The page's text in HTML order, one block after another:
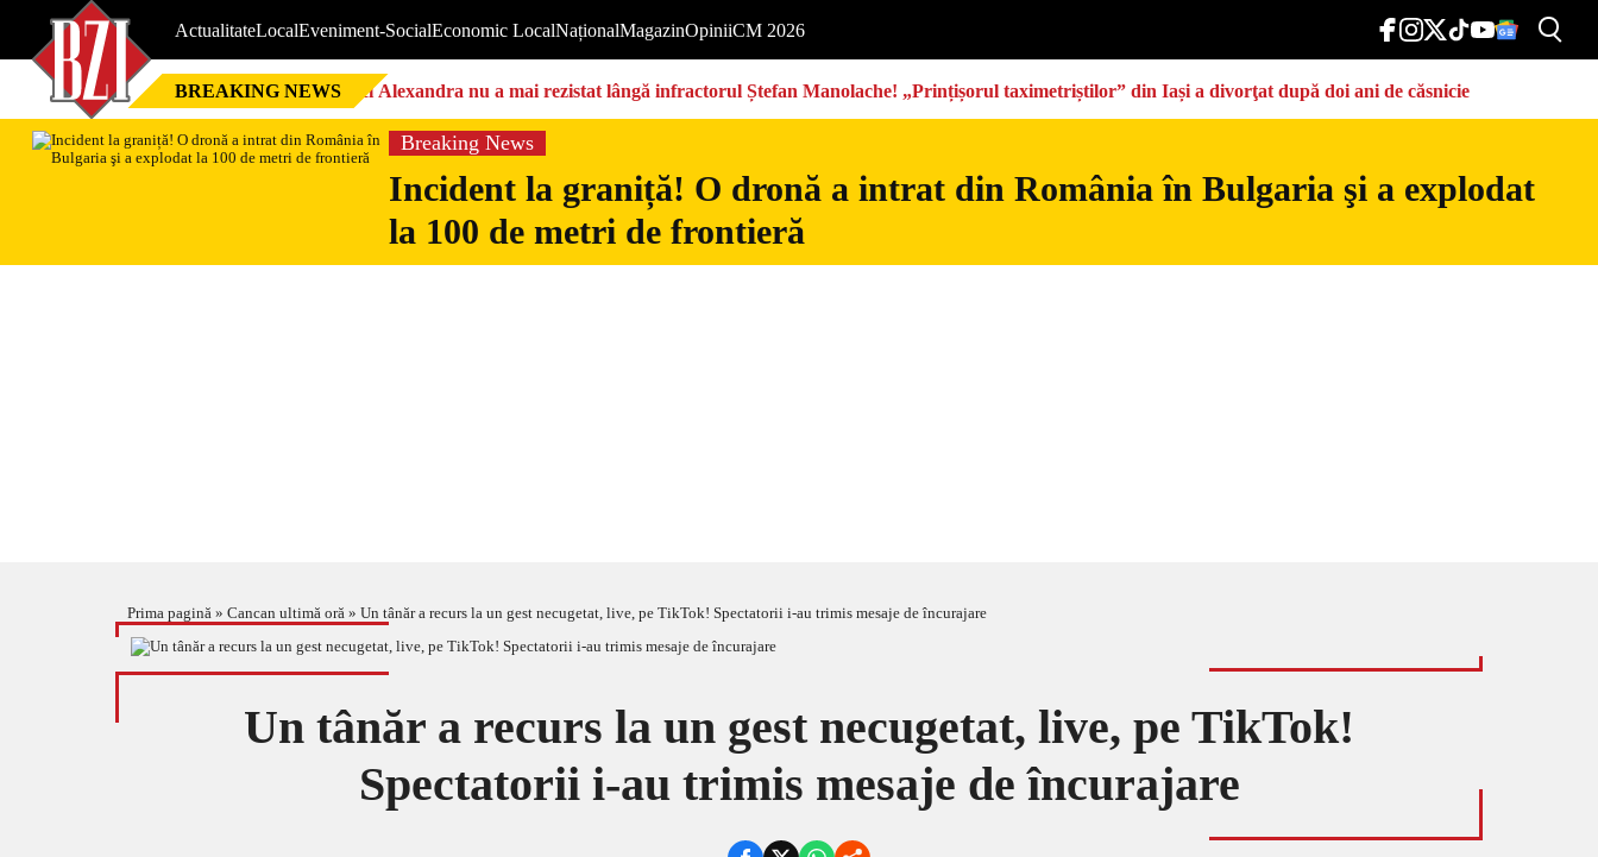
ActualitateLocalEveniment-SocialEconomic LocalNaționalMagazinOpiniiCM 2026
BREAKING NEWS Nici Alexandra nu a mai rezistat lângă infractorul Ștefan Manolache! „Prințișorul taximetriștilor” din Iași a divorţat după doi ani de căsnicie
Breaking News
Incident la graniță! O dronă a intrat din România în Bulgaria şi a explodat
la 100 de metri de frontieră
Prima pagină » Cancan ultimă oră » Un tânăr a recurs la un gest necugetat, live, pe TikTok! Spectatorii i-au trimis mesaje de încurajare
Un tânăr a recurs la un gest necugetat, live, pe TikTok!
Spectatorii i-au trimis mesaje de încurajare